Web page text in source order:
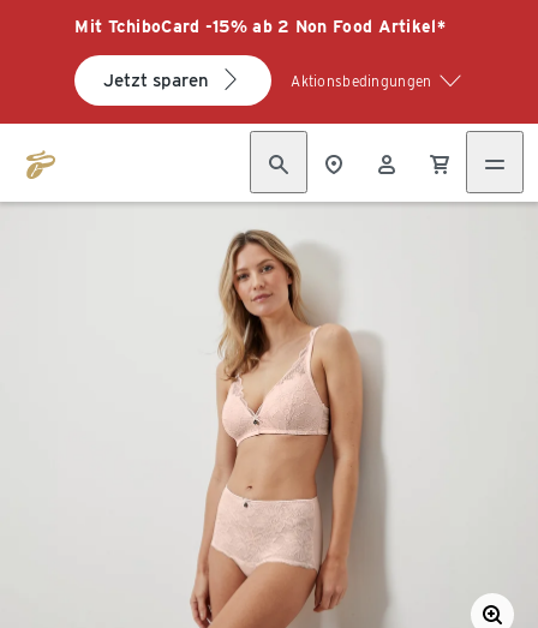
Mit TchiboCard -15% ab 2 Non Food Artikel*
Jetzt sparen Aktionsbedingungen